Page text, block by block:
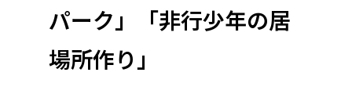
人権・マイノリティ
国際協力 医療・福祉
子ども・教育
環境・エシカル
人権・マイノリティ
パーク」「非行少年の居
場所作り」